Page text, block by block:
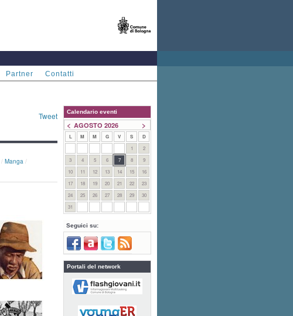
Partner Contatti
Tweet
/ Manga /
Calendario eventi
>
< AGOSTO 2026
L M M G V S
D
1
2
3
4 5 6 7 8
9
10
11 12 13 14 15
16
17
18 19 20 21 22
23
24
25 26 27 28 29
30
31
Seguici su:
Portali del network